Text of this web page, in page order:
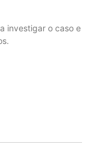
investigar o caso e